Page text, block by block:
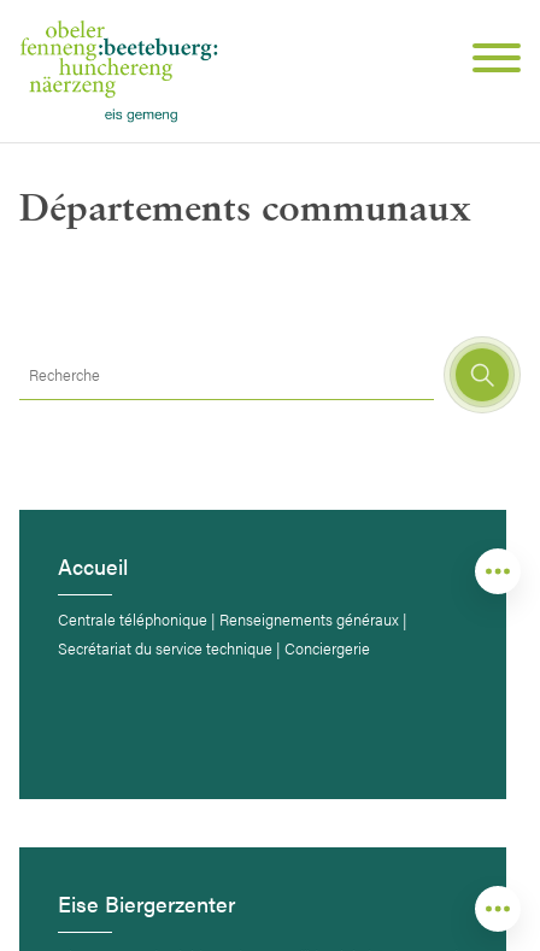
Départements communaux
Accueil
Centrale téléphonique | Renseignements généraux |
Secrétariat du service technique | Conciergerie
Eise Biergerzenter